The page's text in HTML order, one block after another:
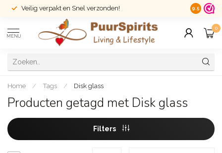
Veilig verpakt en Snel verzonden! 14 dagen
9.5
MENU
0
Home / Tags / Disk glass
Producten getagd met Disk glass
Filters